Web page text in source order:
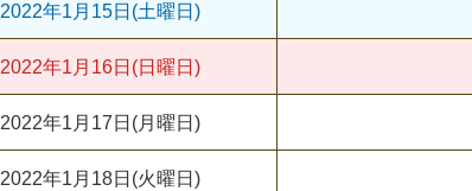
2022年1月15日(土曜日)
2022年1月16日(日曜日)
2022年1月17日(月曜日)
2022年1月18日(火曜日)